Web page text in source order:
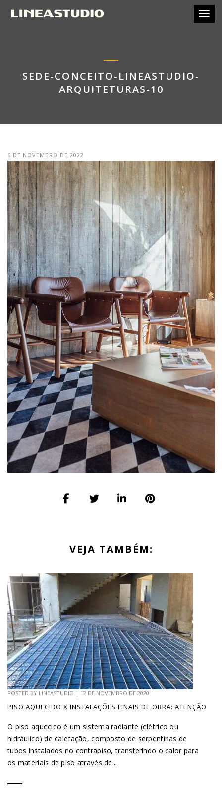
SEDE-CONCEITO-LINEASTUDIO-
ARQUITETURAS-10
6 DE NOVEMBRO DE 2022
VEJA TAMBÉM:
POSTED BY LINEASTUDIO | 12 DE NOVEMBRO DE 2020
PISO AQUECIDO X INSTALAÇÕES FINAIS DE OBRA: ATENÇÃO
O piso aquecido é um sistema radiante (elétrico ou
hidráulico) de calefação, composto de serpentinas de
tubos instalados no contrapiso, transferindo o calor para
os materiais de piso através de...